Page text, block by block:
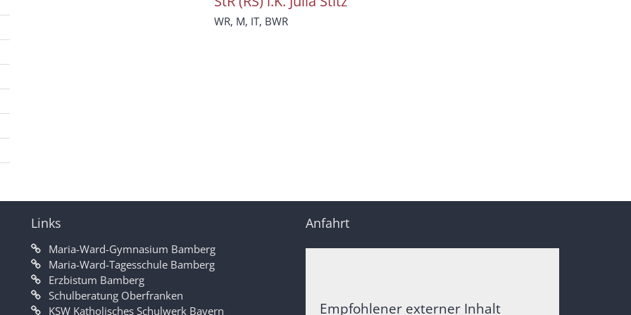
WR, M, IT, BWR
Links
Maria-Ward-Gymnasium Bamberg
Maria-Ward-Tagesschule Bamberg
Erzbistum Bamberg
Schulberatung Oberfranken
KSW Katholisches Schulwerk Bayern
Anfahrt
Empfohlener externer Inhalt